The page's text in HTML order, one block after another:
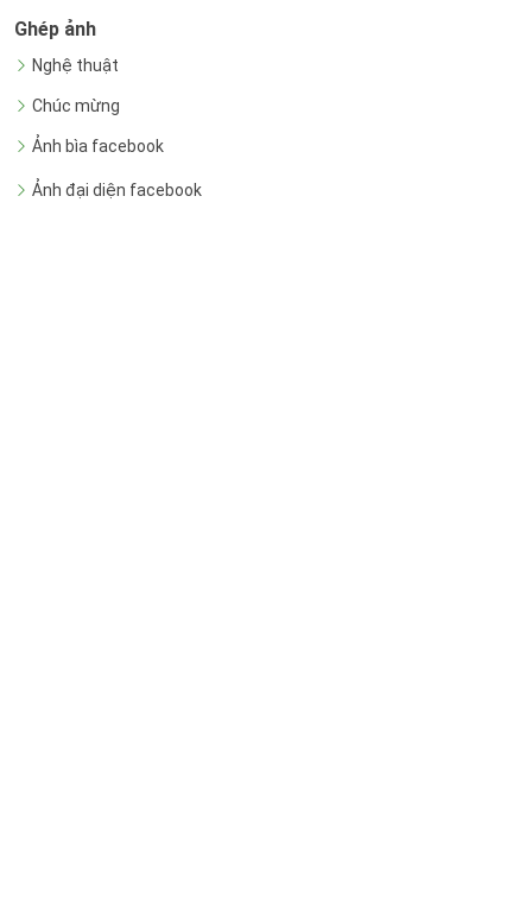
Ghép ảnh
Nghệ thuật
Chúc mừng
Ảnh bìa facebook
Ảnh đại diện facebook